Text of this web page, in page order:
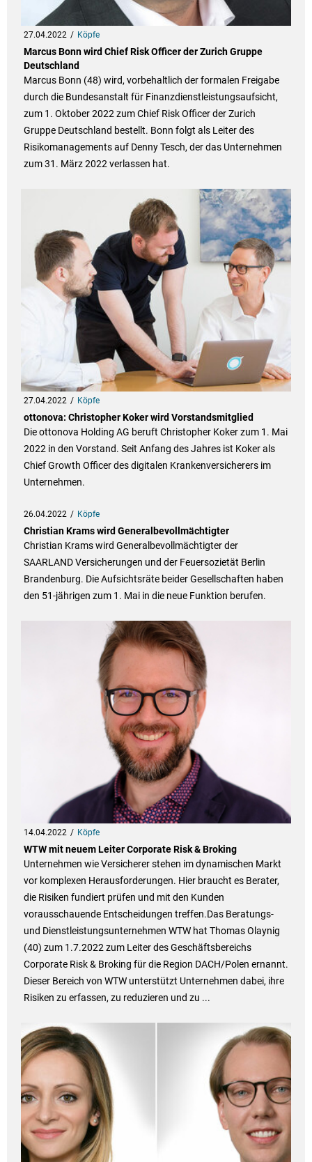
27.04.2022 Köpfe
Marcus Bonn wird Chief Risk Officer der Zurich Gruppe
Deutschland
Marcus Bonn (48) wird, vorbehaltlich der formalen Freigabe
durch die Bundesanstalt für Finanzdienstleistungsaufsicht,
zum 1. Oktober 2022 zum Chief Risk Officer der Zurich
Gruppe Deutschland bestellt. Bonn folgt als Leiter des
Risikomanagements auf Denny Tesch, der das Unternehmen
zum 31. März 2022 verlassen hat.
27.04.2022 Köpfe
ottonova: Christopher Koker wird Vorstandsmitglied
Die ottonova Holding AG beruft Christopher Koker zum 1. Mai
2022 in den Vorstand. Seit Anfang des Jahres ist Koker als
Chief Growth Officer des digitalen Krankenversicherers im
Unternehmen.
26.04.2022 Köpfe
Christian Krams wird Generalbevollmächtigter
Christian Krams wird Generalbevollmächtigter der
SAARLAND Versicherungen und der Feuersozietät Berlin
Brandenburg. Die Aufsichtsräte beider Gesellschaften haben
den 51-jährigen zum 1. Mai in die neue Funktion berufen.
14.04.2022 Köpfe
WTW mit neuem Leiter Corporate Risk & Broking
Unternehmen wie Versicherer stehen im dynamischen Markt
vor komplexen Herausforderungen. Hier braucht es Berater,
die Risiken fundiert prüfen und mit den Kunden
vorausschauende Entscheidungen treffen.Das Beratungs-
und Dienstleistungsunternehmen WTW hat Thomas Olaynig
(40) zum 1.7.2022 zum Leiter des Geschäftsbereichs
Corporate Risk & Broking für die Region DACH/Polen ernannt.
Dieser Bereich von WTW unterstützt Unternehmen dabei, ihre
Risiken zu erfassen, zu reduzieren und zu ...